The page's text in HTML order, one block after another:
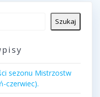
Szukaj
sezonu Mistrzostw
czerwiec).